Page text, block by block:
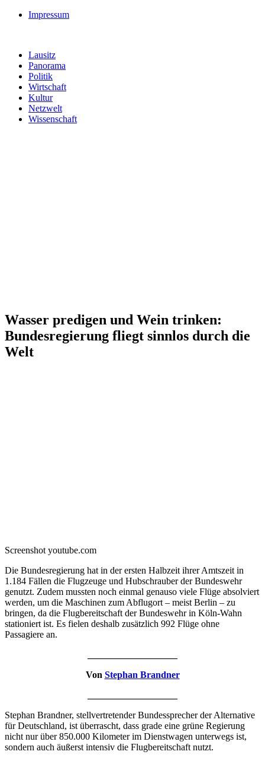
Impressum
Lausitz
Panorama
Politik
Wirtschaft
Kultur
Netzwelt
Wissenschaft
Wasser predigen und Wein trinken:
Bundesregierung fliegt sinnlos durch die
Welt
Screenshot youtube.com
Die Bundesregierung hat in der ersten Halbzeit ihrer Amtszeit in
1.184 Fällen die Flugzeuge und Hubschrauber der Bundeswehr
genutzt. Zudem mussten noch einmal genauso viele Flüge absolviert
werden, um die Maschinen zum Abflugort – meist Berlin – zu
bringen, da die Flugbereitschaft der Bundeswehr in Köln-Wahn
stationiert ist. Es fielen deshalb zusätzlich 992 Flüge ohne
Passagiere an.
Von Stephan Brandner
Stephan Brandner, stellvertretender Bundessprecher der Alternative
für Deutschland, ist überrascht, dass grade eine grüne Regierung
nicht nur über 850.000 Kilometer im Dienstwagen unterwegs ist,
sondern auch äußerst intensiv die Flugbereitschaft nutzt.